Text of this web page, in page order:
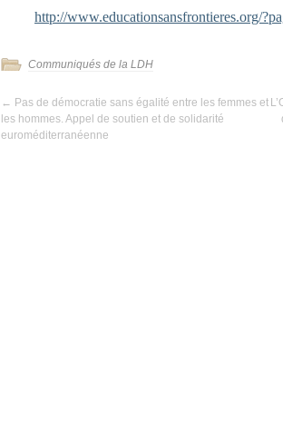
http://www.educationsansfrontieres.org/
Communiqués de la LDH
← Pas de démocratie sans égalité entre les femmes et
les hommes. Appel de soutien et de solidarité
euroméditerranéenne